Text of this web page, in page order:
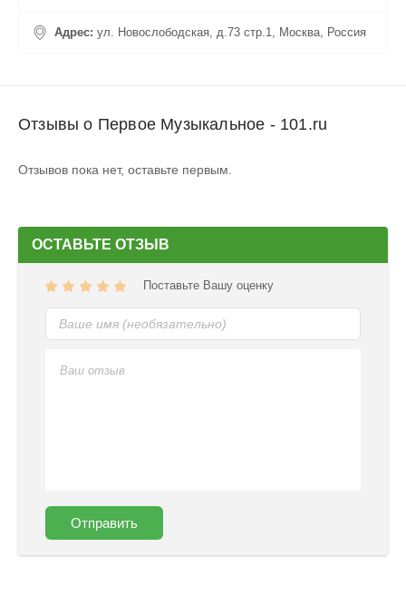
Адрес: ул. Новослободская, д.73 стр.1, Москва, Россия
Отзывы о Первое Музыкальное - 101.ru
Отзывов пока нет, оставьте первым.
ОСТАВЬТЕ ОТЗЫВ
Поставьте Вашу оценку
Отправить